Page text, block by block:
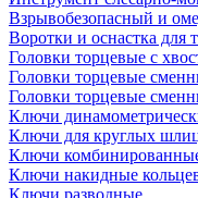
Взрывобезопасный и
Воротки и оснаcтка для
Головки торцевые с
Головки торцевые
Головки торцевые
Ключи
Ключи для круглых
Ключи
Ключи накидные
Ключи разводные